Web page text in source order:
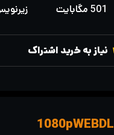
نیاز به خرید اشتراک
501 مگابایت
1080pWEBDL